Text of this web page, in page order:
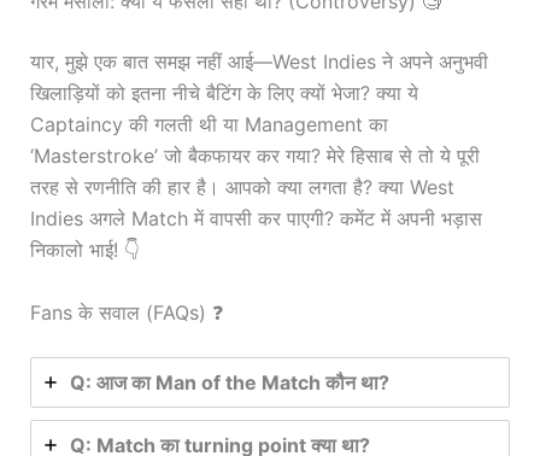
यार, मुझे एक बात समझ नहीं आई—West Indies ने अपने अनुभवी
खिलाड़ियों को इतना नीचे बैटिंग के लिए क्यों भेजा? क्या ये
Captaincy की गलती थी या Management का
‘Masterstroke’ जो बैकफायर कर गया? मेरे हिसाब से तो ये पूरी
तरह से रणनीति की हार है। आपको क्या लगता है? क्या West
Indies अगले Match में वापसी कर पाएगी? कमेंट में अपनी भड़ास
निकालो भाई! 👇
Fans के सवाल (FAQs) ❓
Q: आज का Man of the Match कौन था?
Q: Match का turning point क्या था?